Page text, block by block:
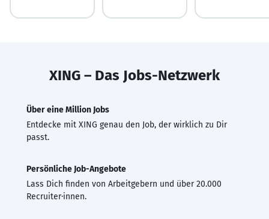
XING – Das Jobs-Netzwerk
Über eine Million Jobs
Entdecke mit XING genau den Job, der wirklich zu Dir
passt.
Persönliche Job-Angebote
Lass Dich finden von Arbeitgebern und über 20.000
Recruiter·innen.